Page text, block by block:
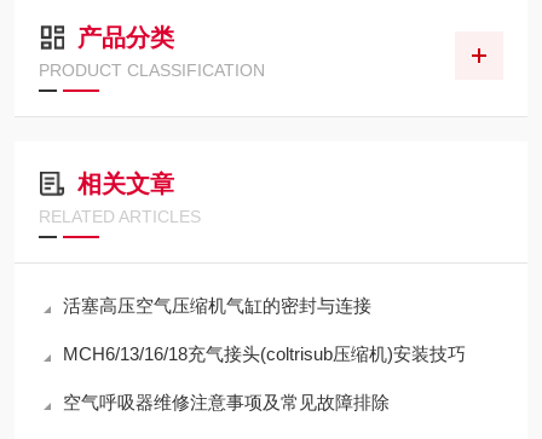
产品分类
PRODUCT CLASSIFICATION
相关文章
RELATED ARTICLES
活塞高压空气压缩机气缸的密封与连接
MCH6/13/16/18充气接头(coltrisub压缩机)安装技巧
空气呼吸器维修注意事项及常见故障排除